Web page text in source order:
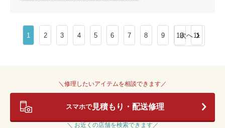
1 2 3 4 5 6 7 8 9 10 11
次へ
＼修理したいアイテムを相談できます／
スマホで見積もり・配送修理
＼ お近くの店舗を検索できます／